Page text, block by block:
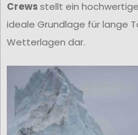
Crewsstellt ein
ideale Grundlage für lange
Wetterlagen dar.